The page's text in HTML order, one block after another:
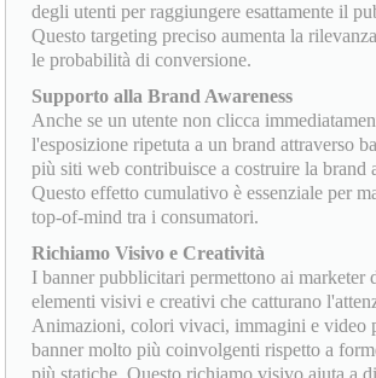
degli utenti per raggiungere esattamente il
Questo targeting preciso aumenta la
le probabilità di conversione.
Supporto alla Brand Awareness
Anche se un utente non clicca
l'esposizione ripetuta a un brand attraverso
più siti web contribuisce a costruire la brand
Questo effetto cumulativo è essenziale per
top-of-mind tra i consumatori.
Richiamo Visivo e Creatività
I banner pubblicitari permettono ai marketer
elementi visivi e creativi che catturano
Animazioni, colori vivaci, immagini e video
banner molto più coinvolgenti rispetto a